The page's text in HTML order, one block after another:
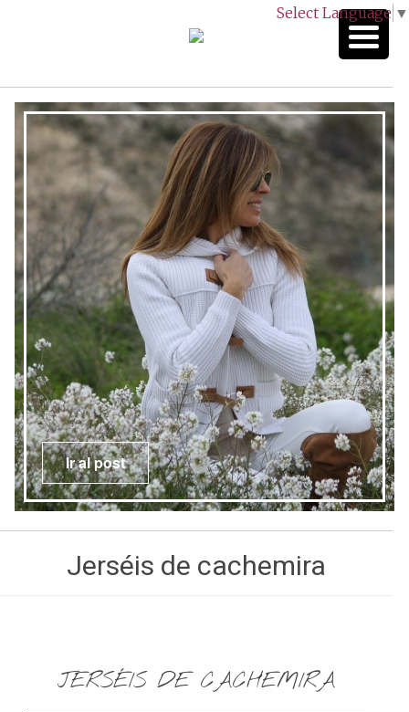
Select Language ▼
Ir al post
Jerséis de cachemira
JERSÉIS DE CACHEMIRA